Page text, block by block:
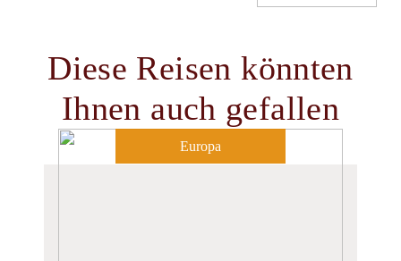
Diese Reisen könnten
Ihnen auch gefallen
Europa